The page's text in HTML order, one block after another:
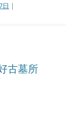
日 |
古墓所